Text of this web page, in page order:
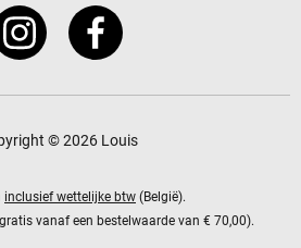
© 2026 Louis
inclusief wettelijke btw (België).
vanaf een bestelwaarde van € 70,00).